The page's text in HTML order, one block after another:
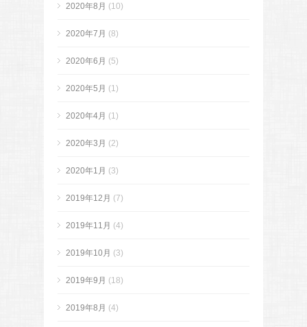
2020年8月 (10)
2020年7月 (8)
2020年6月 (5)
2020年5月 (1)
2020年4月 (1)
2020年3月 (2)
2020年1月 (3)
2019年12月 (7)
2019年11月 (4)
2019年10月 (3)
2019年9月 (18)
2019年8月 (4)